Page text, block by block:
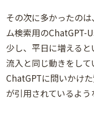
その次に多かったの
ム検索用のChatGPT-
少し、平日に増える
流入と同じ動きをし
ChatGPTに問いかけ
が引用されているよう